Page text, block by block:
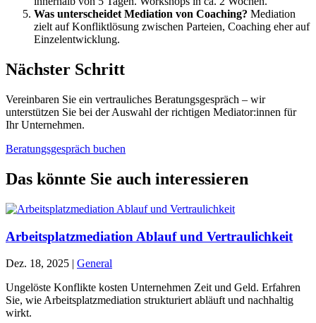
Was unterscheidet Mediation von Coaching? Mediation
zielt auf Konfliktlösung zwischen Parteien, Coaching eher auf
Einzelentwicklung.
Nächster Schritt
Vereinbaren Sie ein vertrauliches Beratungsgespräch – wir
unterstützen Sie bei der Auswahl der richtigen Mediator:innen für
Ihr Unternehmen.
Beratungsgespräch buchen
Das könnte Sie auch interessieren
Arbeitsplatzmediation Ablauf und Vertraulichkeit
Dez. 18, 2025 | General
Ungelöste Konflikte kosten Unternehmen Zeit und Geld. Erfahren
Sie, wie Arbeitsplatzmediation strukturiert abläuft und nachhaltig
wirkt.